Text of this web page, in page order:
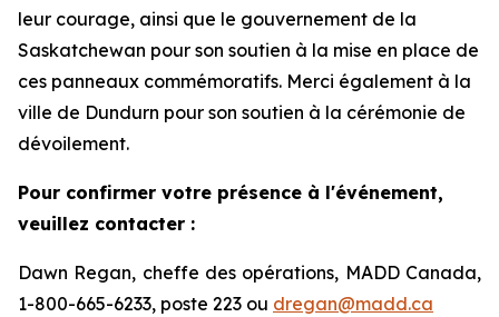
leur courage, ainsi que le gouvernement de la
Saskatchewan pour son soutien à la mise en place de
ces panneaux commémoratifs. Merci également à la
ville de Dundurn pour son soutien à la cérémonie de
dévoilement.
Pour confirmer votre présence à l'événement,
veuillez contacter :
Dawn Regan, cheffe des opérations, MADD Canada,
1-800-665-6233, poste 223 ou dregan@madd.ca